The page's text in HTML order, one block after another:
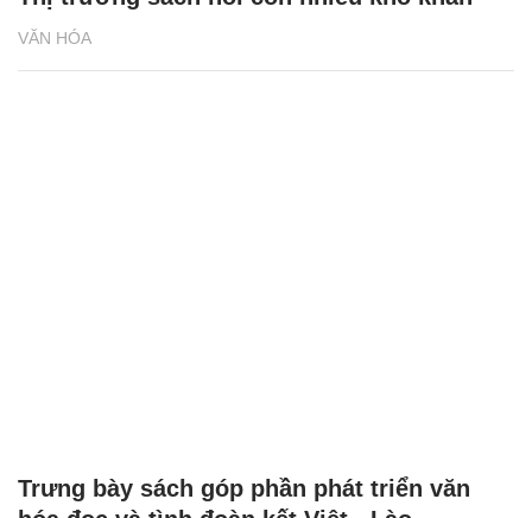
VĂN HÓA
Trưng bày sách góp phần phát triển văn